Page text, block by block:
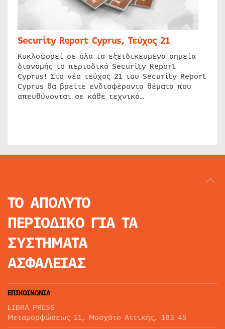
Security Report Cyprus, Τεύχος 21
Κυκλοφορεί σε όλα τα εξειδικευμένα σημεία
διανομής το περιοδικό Security Report
Cyprus! Στο νέο τεύχος 21 του Security Report
Cyprus θα βρείτε ενδιαφέροντα θέματα που
απευθύνονται σε κάθε τεχνικό…
ΤΟ ΑΠΟΛΥΤΟ
ΠΕΡΙΟΔΙΚΟ ΓΙΑ ΤΑ
ΣΥΣΤΗΜΑΤΑ
ΑΣΦΑΛΕΙΑΣ
ΕΠΙΚΟΙΝΩΝΙΑ
LIBRA PRESS
Μεταμορφώσεως 11, Μοσχάτο Αττικής, 183 45